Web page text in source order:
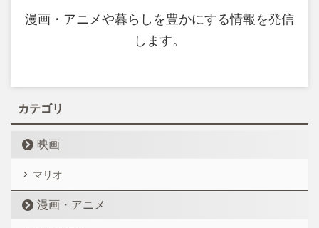
漫画・アニメや暮らしを豊かにする情報を発信
します。
カテゴリ
映画
マリオ
漫画・アニメ